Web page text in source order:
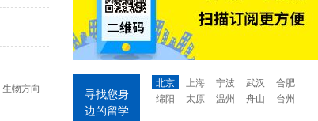
生物方向
寻找您身
边的留学
北京 上海 宁波 武汉
合肥
绵阳
太原 温州 舟山 台州